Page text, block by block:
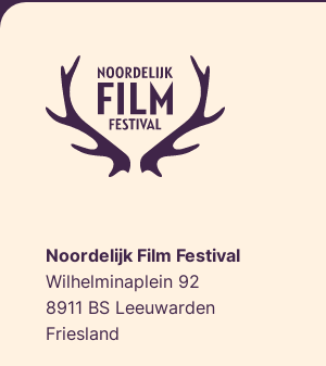
Noordelijk Film Festival
Wilhelminaplein 92
8911 BS Leeuwarden
Friesland